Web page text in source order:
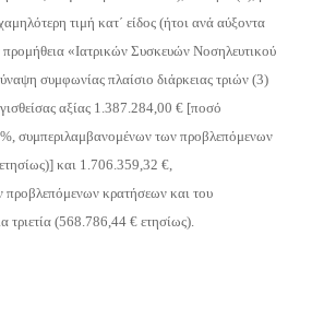
τιμή κατ΄ είδος (ήτοι ανά αύξοντα
προμήθεια «Ιατρικών Συσκευών Νοσηλευτικού
συμφωνίας πλαίσιο διάρκειας τριών (3)
αξίας 1.387.284,00 € [ποσό
συμπεριλαμβανομένων των προβλεπόμενων
και 1.706.359,32 €,
κρατήσεων και του
(568.786,44 € ετησίως).